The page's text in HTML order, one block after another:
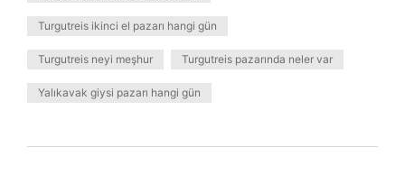
Turgutreis ikinci el pazarı hangi gün
Turgutreis neyi meşhur Turgutreis pazarında neler var
Yalıkavak giysi pazarı hangi gün